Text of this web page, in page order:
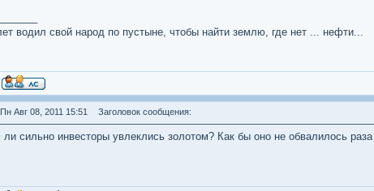
водил свой народ по пустыне, чтобы найти землю, где нет ... нефти...
Авг 08, 2011 15:51 Заголовок сообщения:
сильно инвесторы увлеклись золотом? Как бы оно не обвалилось